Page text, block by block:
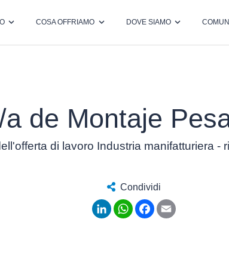
COSA OFFRIAMO DOVE SIAMO
de Montaje
di lavoro Industria manifatturiera -
Condividi
LinkedInWhatsApp
Facebook